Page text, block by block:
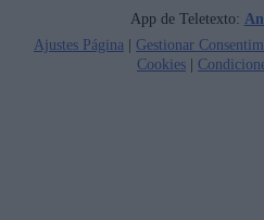
App de Teletexto:
Ajustes Página | Gestionar
Cookies |